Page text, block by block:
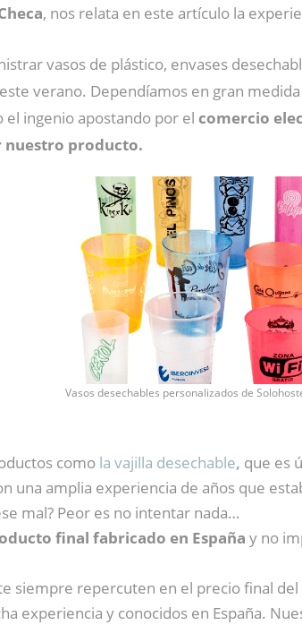
, nos relata en este artículo la
vasos de plástico, envases
verano. Dependíamos en gran
el ingenio apostando por el comercio
nuestro producto.
Vasos desechables personalizados de
como la vajilla desechable, que es
una amplia experiencia de años que
mal? Peor es no intentar nada…
final fabricado en España y no
siempre repercuten en el precio final
experiencia y conocidos en España.